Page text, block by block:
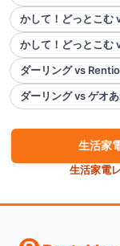
かして！どっとこむ
かして！どっとこむ
ダーリング vs
ダーリング vs ゲオ
生活家
生活家電